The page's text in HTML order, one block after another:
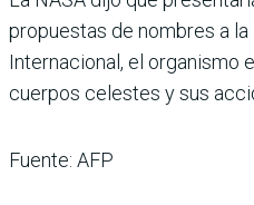
propuestas de nombres a
Internacional, el organismo
cuerpos celestes y sus
Fuente: AFP